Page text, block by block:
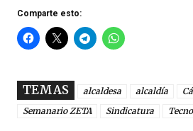
Comparte esto:
TEMAS alcaldesa alcaldía
Semanario ZETA
Sindicatura